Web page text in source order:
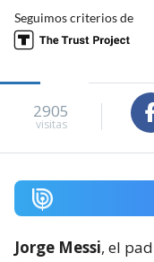
Seguimos criterios de
2905
visitas
Jorge Messi, el